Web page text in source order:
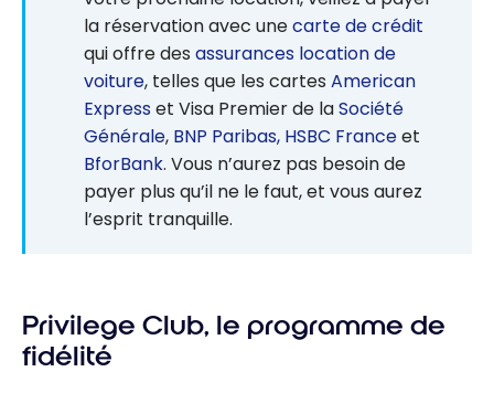
la réservation avec unecarte de crédit
qui offre des assurances location de
voiture, telles que les cartes American
Express et Visa Premier de laSociété
Générale, BNP Paribas, HSBC Franceet
BforBank. Vous n’aurez pas besoin de
payer plus qu’il ne le faut, et vous aurez
l’esprit tranquille.
Privilege Club, le programme de
fidélité